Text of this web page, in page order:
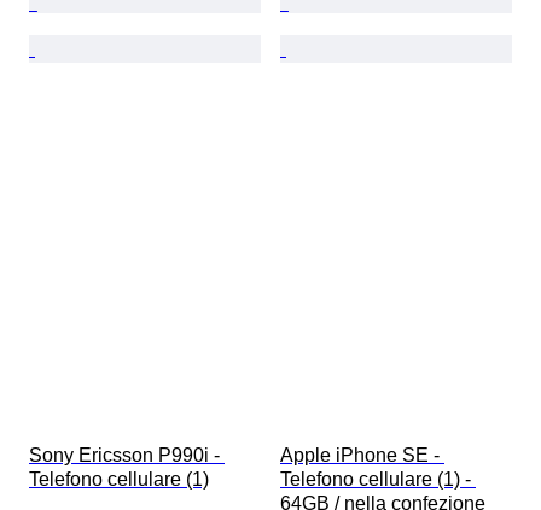
Sony Ericsson P990i -
Telefono cellulare (1)
Apple iPhone SE -
Telefono cellulare (1) -
64GB / nella confezione